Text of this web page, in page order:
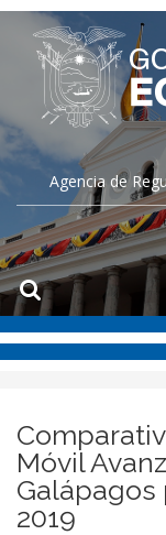
Agencia de
Móvil
Galápagos
2019